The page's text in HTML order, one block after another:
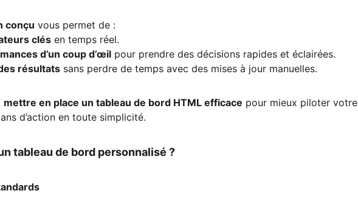
conçu vous permet de :
clés en temps réel.
d’un coup d’œil pour prendre des décisions rapides et éclairées.
résultats sans perdre de temps avec des mises à jour manuelles.
mettre en place un tableau de bord HTML efficace pour mieux piloter votre
d’action en toute simplicité.
tableau de bord personnalisé ?